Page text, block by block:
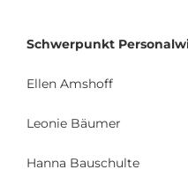
Schwerpunkt
Ellen Amshoff
Leonie Bäumer
Hanna Bauschulte